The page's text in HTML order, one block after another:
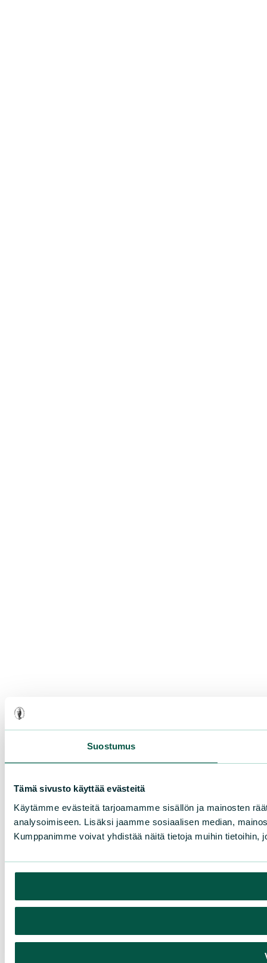
Suostumus
Tämä sivusto käyttää evästeitä
Käytämme evästeitä tarjoamamme sisällön ja mainosten
analysoimiseen. Lisäksi jaamme sosiaalisen median,
Kumppanimme voivat yhdistää näitä tietoja muihin tietoihin,